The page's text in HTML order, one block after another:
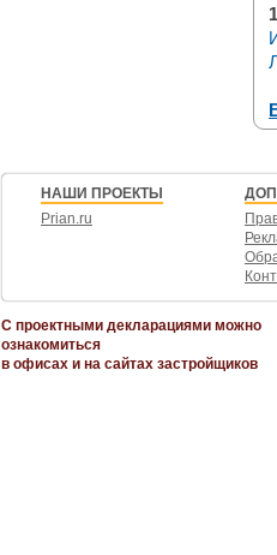
НАШИ ПРОЕКТЫ
Prian.ru
С проектными декларациями можно
ознакомиться
в офисах и на сайтах застройщиков